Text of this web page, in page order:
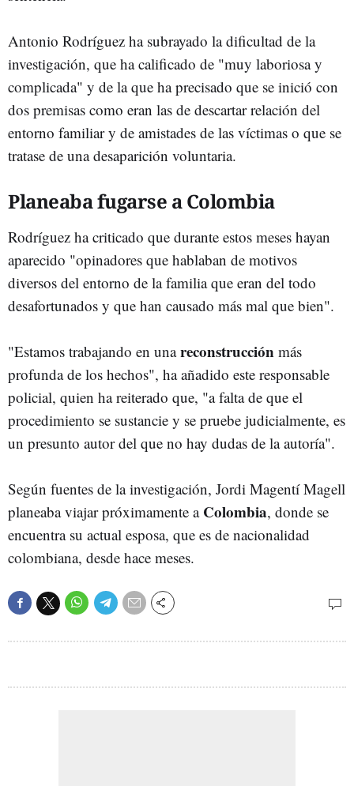
Antonio Rodríguez ha subrayado la dificultad de la
investigación, que ha calificado de "muy laboriosa y
complicada" y de la que ha precisado que se inició con
dos premisas como eran las de descartar relación del
entorno familiar y de amistades de las víctimas o que se
tratase de una desaparición voluntaria.
Planeaba fugarse a Colombia
Rodríguez ha criticado que durante estos meses hayan
aparecido "opinadores que hablaban de motivos
diversos del entorno de la familia que eran del todo
desafortunados y que han causado más mal que bien".
"Estamos trabajando en unareconstrucción más
profunda de los hechos", ha añadido este responsable
policial, quien ha reiterado que, "a falta de que el
procedimiento se sustancie y se pruebe judicialmente, es
un presunto autor del que no hay dudas de la autoría".
Según fuentes de la investigación, Jordi Magentí Magell
planeaba viajar próximamente a Colombia, donde se
encuentra su actual esposa, que es de nacionalidad
colombiana, desde hace meses.